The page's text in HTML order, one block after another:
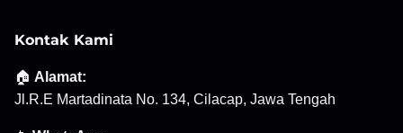
Kontak Kami
🏠 Alamat:
Jl.R.E Martadinata No. 134, Cilacap, Jawa Tengah